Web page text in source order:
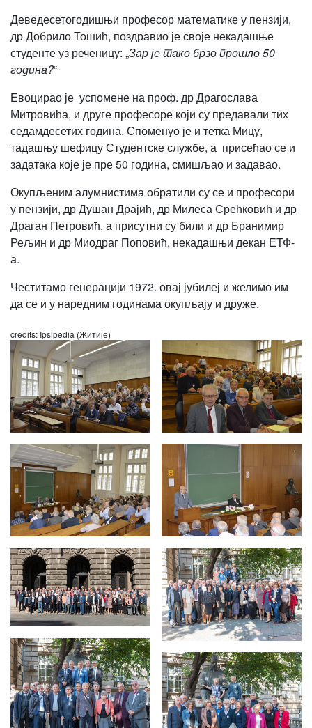
Деведесетогодишњи професор математике у пензији,
др Добрило Тошић, поздравио је своје некадашње
студенте уз реченицу: „Зар је тако брзо прошло 50
година?“
Евоцирао је успомене на проф. др Драгослава
Митровића, и друге професоре који су предавали тих
седамдесетих година. Споменуо је и тетка Мицу,
тадашњу шефицу Студентске службе, а присећао се и
задатака које је пре 50 година, смишљао и задавао.
Окупљеним алумнистима обратили су се и професори
у пензији, др Душан Драјић, др Милеса Срећковић и др
Драган Петровић, а присутни су били и др Бранимир
Рељин и др Миодраг Поповић, некадашњи декан ЕТФ-
а.
Честитамо генерацији 1972. овај јубилеј и желимо им
да се и у наредним годинама окупљају и друже.
credits: Ipsipedia (Житије)